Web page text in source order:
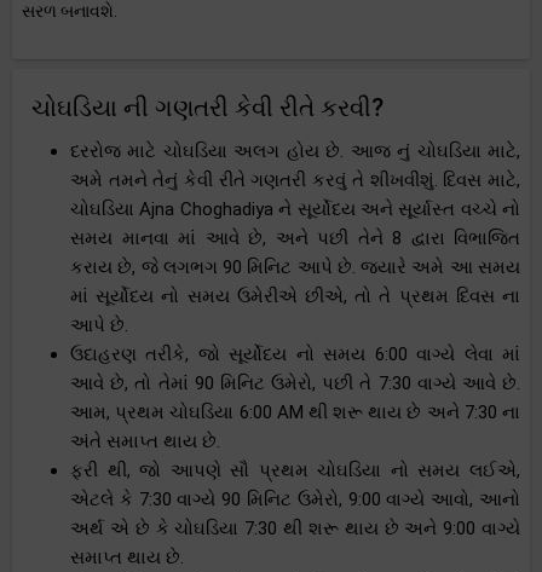
સરળ બનાવશે.
ચોઘડિયા ની ગણતરી કેવી રીતે કરવી?
દરરોજ માટે ચોઘડિયા અલગ હોય છે. આજ નું ચોઘડિયા માટે,
અમે તમને તેનું કેવી રીતે ગણતરી કરવું તે શીખવીશું. દિવસ માટે,
ચોઘડિયા Ajna Choghadiya ને સૂર્યોદય અને સૂર્યાસ્ત વચ્ચે નો
સમય માનવા માં આવે છે, અને પછી તેને 8 દ્વારા વિભાજિત
કરાય છે, જે લગભગ 90 મિનિટ આપે છે. જ્યારે અમે આ સમય
માં સૂર્યોદય નો સમય ઉમેરીએ છીએ, તો તે પ્રથમ દિવસ ના
આપે છે.
ઉદાહરણ તરીકે, જો સૂર્યોદય નો સમય 6:00 વાગ્યે લેવા માં
આવે છે, તો તેમાં 90 મિનિટ ઉમેરો, પછી તે 7:30 વાગ્યે આવે છે.
આમ, પ્રથમ ચોઘડિયા 6:00 AM થી શરૂ થાય છે અને 7:30 ના
અંતે સમાપ્ત થાય છે.
ફરી થી, જો આપણે સૌ પ્રથમ ચોઘડિયા નો સમય લઈએ,
એટલે કે 7:30 વાગ્યે 90 મિનિટ ઉમેરો, 9:00 વાગ્યે આવો, આનો
અર્થ એ છે કે ચોઘડિયા 7:30 થી શરૂ થાય છે અને 9:00 વાગ્યે
સમાપ્ત થાય છે.